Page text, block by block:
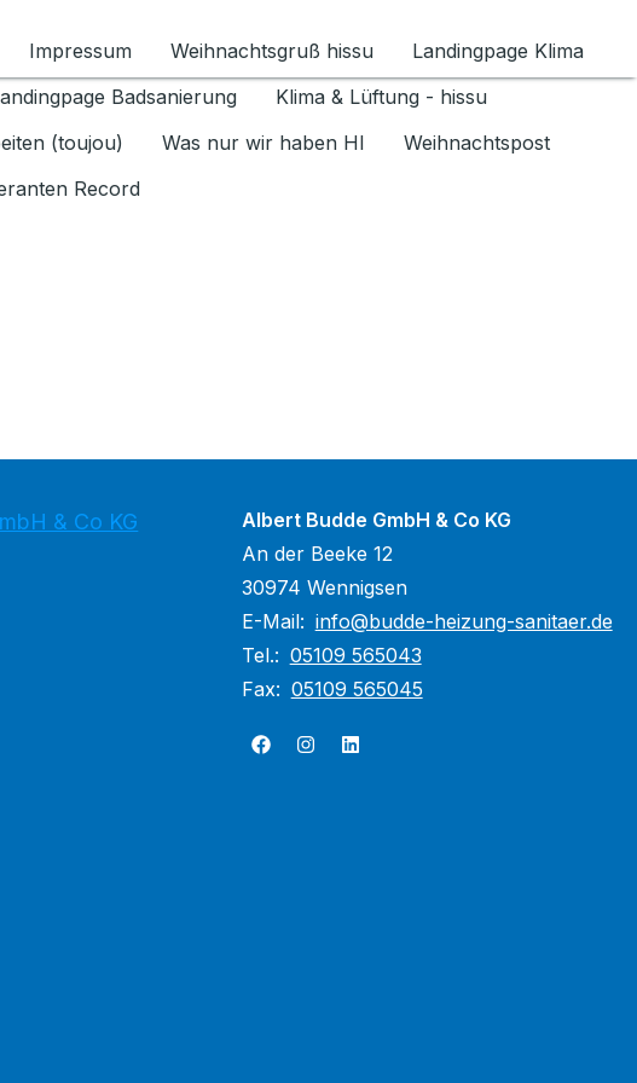
für Datenschutz 1.6.2026 umschalten
Impressum Weihnachtsgruß hissu
Landingpage Klima
Badsanierung
Klima & Lüftung - hissu
(toujou) Was nur wir haben HI
Weihnachtspost
Record
& Co KG
Albert Budde GmbH & Co KG
An der Beeke 12
30974 Wennigsen
E-Mail: info@budde-heizung-sanitaer.de
Tel.: 05109 565043
Fax: 05109 565045